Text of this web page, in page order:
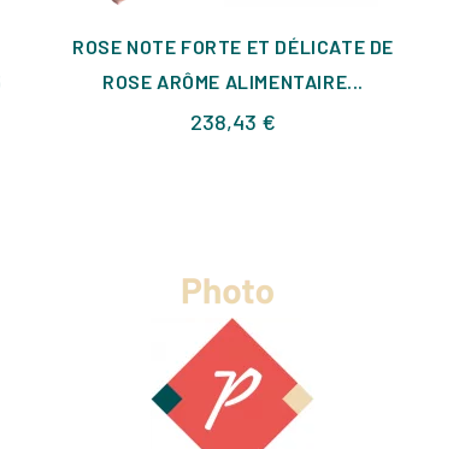
ROSE NOTE FORTE ET DÉLICATE DE
ROSE ARÔME ALIMENTAIRE...
238,43 €Prix